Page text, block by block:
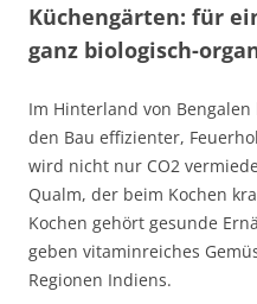
Küchengärten: für
ganz biologisch-
Im Hinterland von
den Bau effi­zien­ter,
wird nicht nur CO2
Qualm, der beim Kochen
Kochen gehört gesunde
geben vitamin­reiches
Regionen Indiens.